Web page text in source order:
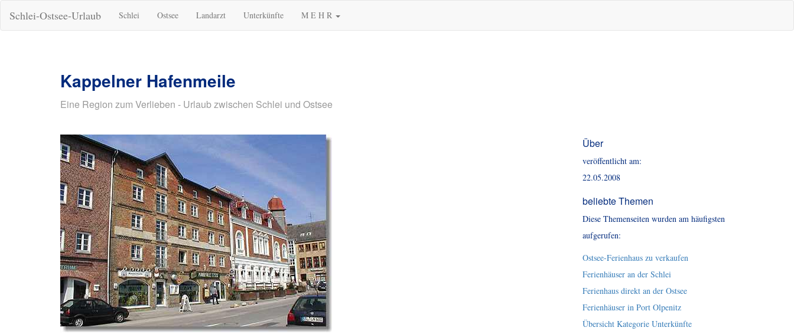
Schlei-Ostsee-Urlaub Schlei Ostsee Landarzt Unterkünfte M E H R
Kappelner Hafenmeile
Eine Region zum Verlieben - Urlaub zwischen Schlei und Ostsee
Über
veröffentlicht am:
22.05.2008
beliebte Themen
Diese Themenseiten wurden am häufigsten
aufgerufen:
Ostsee-Ferienhaus zu verkaufen
Ferienhäuser an der Schlei
Ferienhaus direkt an der Ostsee
Ferienhäuser in Port Olpenitz
Übersicht Kategorie Unterkünfte